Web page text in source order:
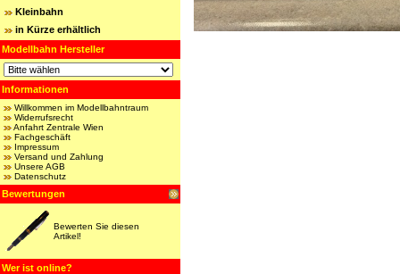
Kleinbahn
in Kürze erhältlich
Modellbahn Hersteller
Informationen
Willkommen im Modellbahntraum
Widerrufsrecht
Anfahrt Zentrale Wien
Fachgeschäft
Impressum
Versand und Zahlung
Unsere AGB
Datenschutz
Bewertungen
Bewerten Sie diesen
Artikel!
Wer ist online?